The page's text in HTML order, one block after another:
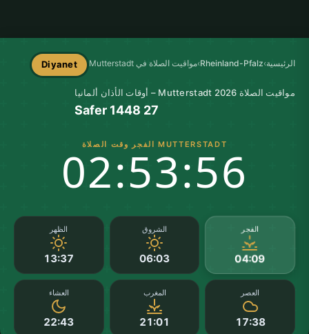
الرئيسية›
Rheinland-Pfalz
›مواقيت الصلاة في Mutterstadt Diyanet
مواقيت الصلاة Mutterstadt 2026 – أوقات الأذان ألمانيا
27 Safer 1448
MUTTERSTADT الفجر وقت الصلاة
02:53:55
الفجر
04:09
الشروق
06:03
الظهر
13:37
العصر
17:38
المغرب
21:01
العشاء
22:43